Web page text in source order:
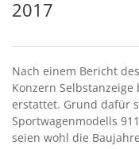
2017
Nach einem Bericht
Konzern
erstattet. Grund dafür
Sportwagenmodells
seien wohl die